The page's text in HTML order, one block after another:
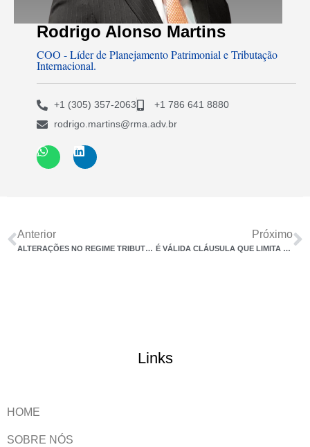
Rodrigo Alonso Martins
COO - Líder de Planejamento Patrimonial e Tributação
Internacional.
+1 (305) 357-2063
+1 786 641 8880
rodrigo.martins@rma.adv.br
Anterior
ALTERAÇÕES NO REGIME TRIBUTÁRIO DA PREVIDÊNCIA COMPLEMENTAR
Próximo
É VÁLIDA CLÁUSULA QUE LIMITA RESPONSABILIDADE CONTRATUAL ENTRE MULTINACIONAL E REPRESENTANTE BRASILEIRA
Links
HOME
SOBRE NÓS